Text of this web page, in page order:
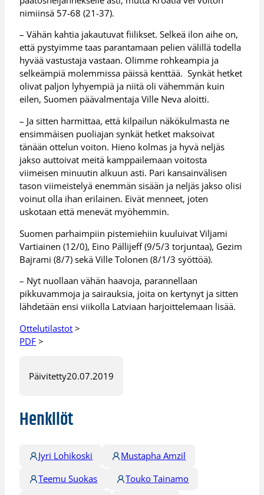
nimiinsä 57-68 (21-37).
– Vähän kahtia jakautuvat fiilikset. Selkeä ilon aihe on,
että pystyimme taas parantamaan pelien välillä todella
hyvää vastustaja vastaan. Olimme rohkeampia ja
selkeämpiä molemmissa päissä kenttää. Synkät hetket
olivat paljon lyhyempiä ja niitä oli vähemmän kuin
eilen, Suomen päävalmentaja Ville Neva aloitti.
– Ja sitten harmittaa, että kilpailun näkökulmasta ne
ensimmäisen puoliajan synkät hetket maksoivat
tänään ottelun voiton. Hieno kolmas ja hyvä neljäs
jakso auttoivat meitä kamppailemaan voitosta
viimeisen minuutin alkuun asti. Pari kansainvälisen
tason viimeistelyä enemmän sisään ja neljäs jakso olisi
voinut olla ihan erilainen. Eivät menneet, joten
uskotaan että menevät myöhemmin.
Suomen parhaimpiin pistemiehiin kuuluivat Viljami
Vartiainen (12/0), Eino Pällijeff (9/5/3 torjuntaa), Gezim
Bajrami (8/7) sekä Ville Tolonen (8/1/3 syöttöä).
– Nyt nuollaan vähän haavoja, parannellaan
pikkuvammoja ja sairauksia, joita on kertynyt ja sitten
lähdetään ensi viikolla Latviaan harjoittelemaan lisää.
Ottelutilastot >
PDF >
Päivitetty20.07.2019
Henkilöt
Jyri Lohikoski
Mustapha Amzil
Teemu Suokas
Touko Tainamo